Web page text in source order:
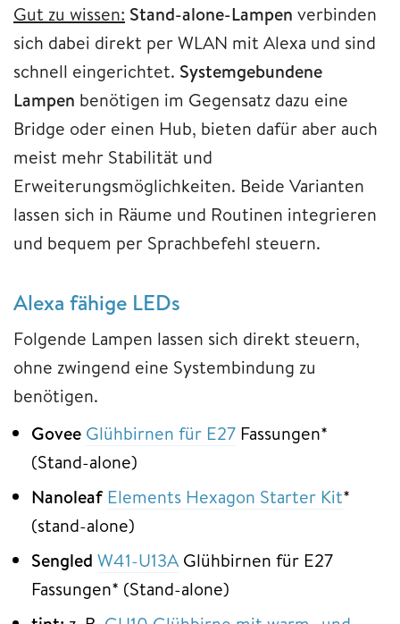
Gut zu wissen: Stand-alone-Lampen verbinden
sich dabei direkt per WLAN mit Alexa und sind
schnell eingerichtet. Systemgebundene
Lampen benötigen im Gegensatz dazu eine
Bridge oder einen Hub, bieten dafür aber auch
meist mehr Stabilität und
Erweiterungsmöglichkeiten. Beide Varianten
lassen sich in Räume und Routinen integrieren
und bequem per Sprachbefehl steuern.
Alexa fähige LEDs
Folgende Lampen lassen sich direkt steuern,
ohne zwingend eine Systembindung zu
benötigen.
Govee Glühbirnen für E27 Fassungen*
(Stand-alone)
Nanoleaf Elements Hexagon Starter Kit*
(stand-alone)
Sengled W41-U13A Glühbirnen für E27
Fassungen* (Stand-alone)